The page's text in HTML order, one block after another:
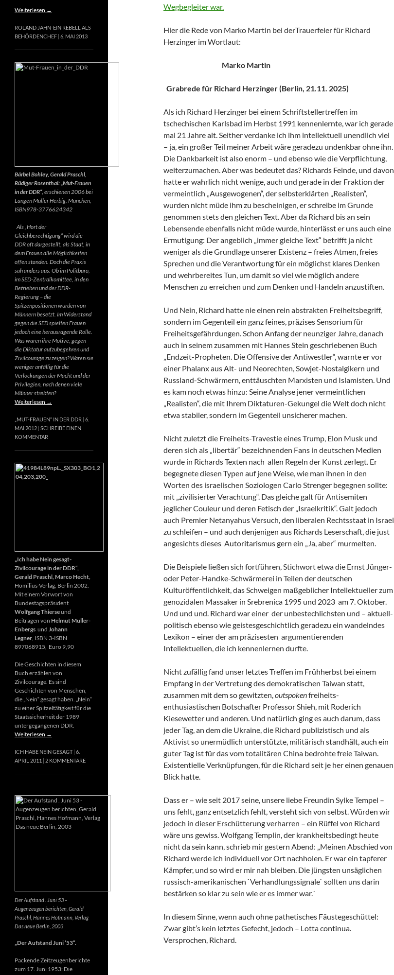
Wegbegleiter war.
Hier die Rede von Marko Martin bei derTrauerfeier für Richard
Herzinger im Wortlaut:
Marko Martin
Grabrede für Richard Herzinger (Berlin, 21.11. 2025)
Als ich Richard Herzinger bei einem Schriftstellertreffen im
tschechischen Karlsbad im Herbst 1991 kennenlernte, war ich gerade
mal 21 Jahre alt. Seither verdanke ich ihm intellektuell unendlich viel
– ja, ein großer Teil meiner Arbeit wäre geradezu undenkbar ohne ihn.
Die Dankbarkeit ist also enorm – und ebenso wie die Verpflichtung,
weiterzumachen. Aber was bedeutet das? Richards Feinde, und davon
hatte er wahrlich nicht wenige, auch und gerade in der Fraktion der
vermeintlich „Ausgewogenen“, der selbsterklärten „Realisten“,
wurden nicht müde ihm zu bescheinigen, er schreibe im Grunde
genommen stets den gleichen Text. Aber da Richard bis an sein
Lebensende ebenfalls nicht müde wurde, hinterlässt er uns auch eine
Ermutigung: Der angeblich „immer gleiche Text“ betrifft ja nicht
weniger als die Grundlage unserer Existenz – freies Atmen, freies
Sprechen und die Verantwortung für ein möglichst klares Denken
und wehrbereites Tun, um damit so viel wie möglich andere
Menschen zu erreichen und zum Denken und Handeln anzustiften.
Und Nein, Richard hatte nie einen rein abstrakten Freiheitsbegriff,
sondern im Gegenteil ein ganz feines, präzises Sensorium für
Freiheitsgefährdungen. Schon Anfang der neunziger Jahre, danach
auch in seinem zusammen mit Hannes Stein geschriebenen Buch
„Endzeit-Propheten. Die Offensive der Antiwestler“, warnte er vor
einer Phalanx aus Alt- und Neorechten, Sowjet-Nostalgikern und
Russland-Schwärmern, enttäuschten Marxisten und Islamisten. Und
es kam noch etwas hinzu: Seine Analyse jener vermeintlichen
„Realisten“, die mit Ihrem Diktaturen-Gekungel die Welt doch nicht
etwa stabiler, sondern im Gegenteil unsicherer machen.
Nicht zuletzt die Freiheits-Travestie eines Trump, Elon Musk und
deren sich als „libertär“ bezeichnenden Fans in deutschen Medien
wurde in Richards Texten nach allen Regeln der Kunst zerlegt. Er
begegnete diesen Typen auf jene Weise, wie man ihnen in den
Worten des israelischen Soziologen Carlo Strenger begegnen sollte:
mit „zivilisierter Verachtung“. Das gleiche galt für Antisemiten
jeglicher Couleur und deren Fetisch der „Israelkritik“. Galt jedoch
auch Premier Netanyahus Versuch, den liberalen Rechtsstaat in Israel
zu schleifen – und auch denjenigen aus Richards Leserschaft, die just
angesichts dieses Autoritarismus gern ein „Ja, aber“ murmelten.
Die Beispiele ließen sich fortführen, Stichwort etwa die Ernst Jünger-
oder Peter-Handke-Schwärmerei in Teilen der deutschen
Kulturöffentlichkeit, das Schweigen maßgeblicher Intellektueller zum
genozidalen Massaker in Srebrenica 1995 und 2023 am 7. Oktober.
Und und und. Richard war einer der unbestechlichsten und – aktuell-
politisch ebenso wie geistesgeschichtlich geradezu ein wandelndes
Lexikon – einer der am präzisesten argumentierenden
Intellektuellen, die ich kennenlernen durfte.
Nicht zufällig fand unser letztes Treffen im Frühherbst bei einem
Empfang in der Vertretung des demokratischen Taiwan statt,
zusammen mit dem so gewitzten, outspokenfreiheits-
enthusiastischen Botschafter Professor Shieh, mit Roderich
Kiesewetter und anderen. Und natürlich ging es auch darum, dass
jeder Tag, an dem die Ukraine, die Richard publizistisch und als
Aktivist so unermüdlich unterstützte, militärisch standhält, auch ein
guter Tag ist für das vom totalitären China bedrohte freie Taiwan.
Existentielle Verknüpfungen, für die Richard seit je her einen genauen
Blick hatte.
Dass er – wie seit 2017 seine, unsere liebe Freundin Sylke Tempel –
uns fehlt, ganz entsetzlich fehlt, versteht sich von selbst. Würden wir
jedoch in dieser Erschütterung verharren – ein Rüffel von Richard
wäre uns gewiss. Wolfgang Templin, der krankheitsbedingt heute
nicht da sein kann, schrieb mir gestern Abend: „Meinen Abschied von
Richard werde ich individuell vor Ort nachholen. Er war ein tapferer
Kämpfer, und so wird er mir nah bleiben. Die jüngsten unsäglichen
russisch-amerikanischen `Verhandlungssignale` sollten uns darin
bestärken so klar zu sein wie er es immer war.´
In diesem Sinne, wenn auch ohne pathetisches Fäustegeschüttel:
Zwar gibt’s kein letztes Gefecht, jedoch – Lotta continua.
Versprochen, Richard.
Weiterlesen →
ROLAND JAHN-EIN REBELL ALS
BEHÖRDENCHEF 6. MAI 2013
Bärbel Bohley, Gerald Praschl,
Rüdiger Rosenthal: „Mut-Frauen
in der DDR“, erschienen 2006 bei
Langen Müller Herbig, München,
ISBN978-3776624342
Als „Hort der
Gleichberechtigung“ wird die
DDR oft dargestellt, als Staat, in
dem Frauen alle Möglichkeiten
offen standen. Doch die Praxis
sah anders aus: Ob im Politbüro,
im SED-Zentralkomittee, in den
Betrieben und der DDR-
Regierung – die
Spitzenpositionen wurden von
Männern besetzt. Im Widerstand
gegen die SED spielten Frauen
jedoch eine herausragende Rolle.
Was waren ihre Motive, gegen
die Diktatur aufzubegehren und
Zivilcourage zu zeigen? Waren sie
weniger anfällig für die
Verlockungen der Macht und der
Privilegien, nach denen viele
Männer strebten?
Weiterlesen →
„MUT-FRAUEN“ IN DER DDR 6.
MAI 2012 SCHREIBE EINEN
KOMMENTAR
„Ich habe Nein gesagt-
Zivilcourage in der DDR“,
Gerald Praschl, Marco Hecht,
Homilius-Verlag, Berlin 2002.
Mit einem Vorwort von
Bundestagspräsident
Wolfgang Thierseund
Beiträgen von Helmut Müller-
Enbergs und Johann
Legner , ISBN 3-ISBN
897068915, Euro 9,90
Die Geschichten in diesem
Buch erzählen von
Zivilcourage. Es sind
Geschichten von Menschen,
die „Nein“ gesagt haben. „Nein“
zu einer Spitzeltätigkeit für die
Staatssicherheit der 1989
untergegangenen DDR.
Weiterlesen →
ICH HABE NEIN GESAGT 6.
APRIL 2011
2 KOMMENTARE
Der Aufstand . Juni 53 –
Augenzeugen berichten, Gerald
Praschl, Hannes Hofmann, Verlag
Das neue Berlin, 2003
„Der Aufstand Juni ’53“.
Packende Zeitzeugenberichte
zum 17. Juni 1953: Die